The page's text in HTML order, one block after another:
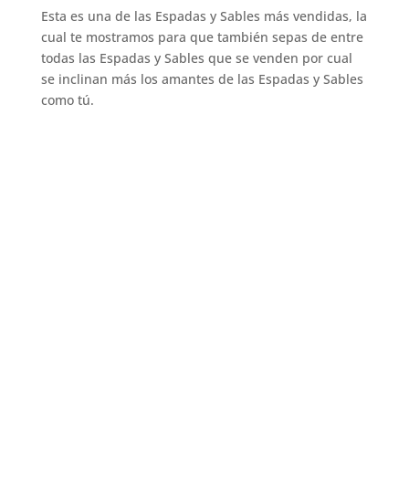
Esta es una de las Espadas y Sables más vendidas, la
cual te mostramos para que también sepas de entre
todas las Espadas y Sables que se venden por cual
se inclinan más los amantes de las Espadas y Sables
como tú.